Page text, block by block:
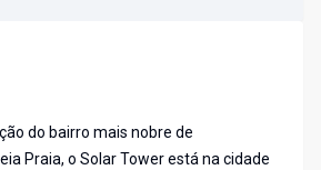
do bairro mais nobre de
Praia, o Solar Tower está na cidade